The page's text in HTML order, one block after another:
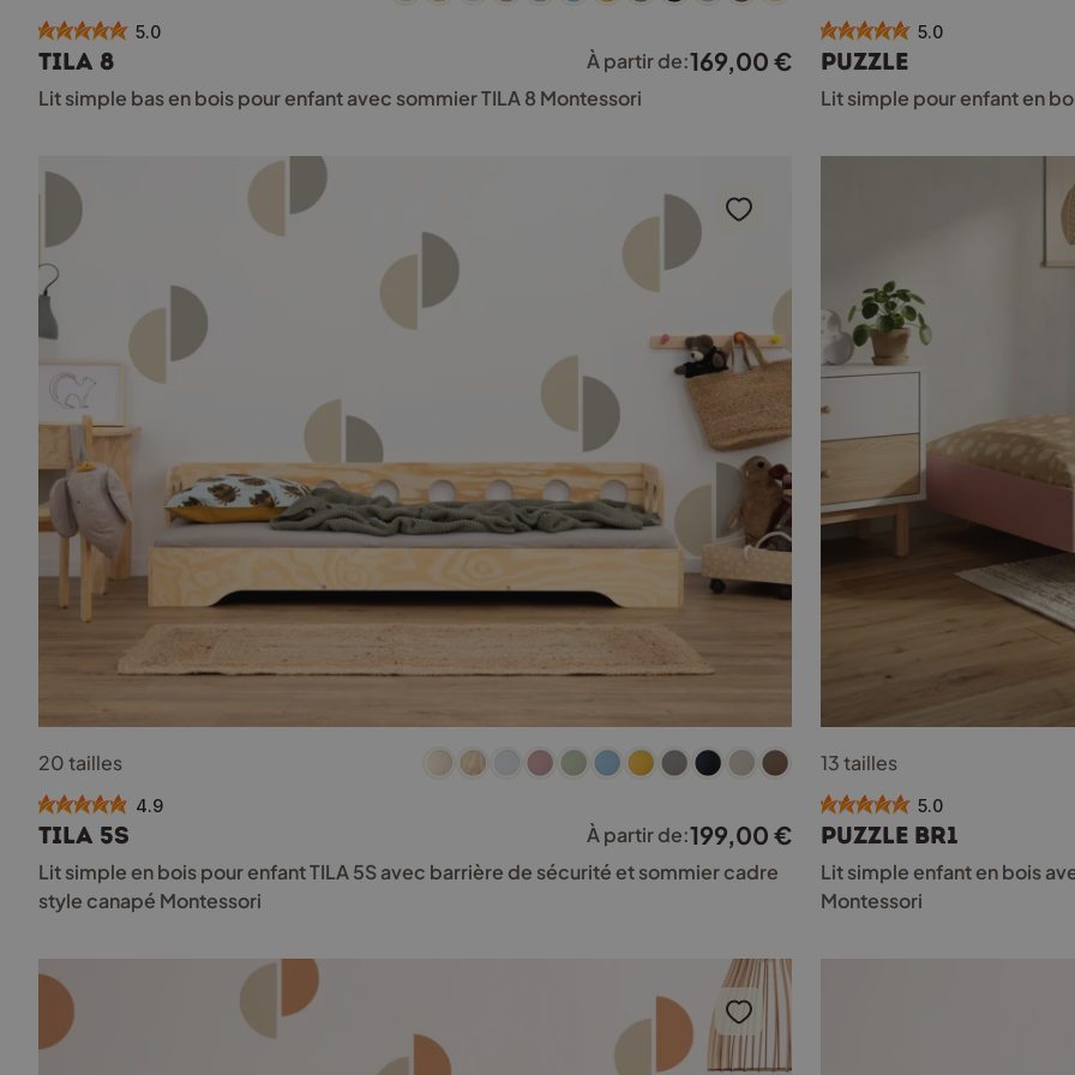
a
plusieurs
variations.
Les
options
être
choisies
la
page
du
produit
5.0
TILA 8 À partir de:169,00 €
Lit simple bas en bois pour enfant avec sommier TILA 8 Montessori
a
plusieurs
variations.
Les
options
produit
5.0
PUZZLE
Lit simple pour enfant en
produit
a
plusieurs
variations.
Les
options
peuvent
choisies
sur
page
20 tailles
4.9
TILA 5S À partir de:199,00 €
Lit simple en bois pour enfant TILA 5S avec barrière de sécurité et sommier cadre
style canapé Montessori
produit
a
plusieurs
variations.
Les
options
peuvent
13 tailles
5.0
PUZZLE BR1
Lit simple enfant en bois
Montessori